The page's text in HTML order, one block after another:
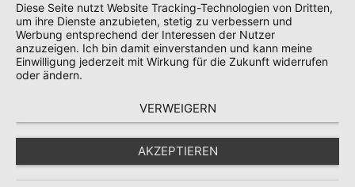
Diese Seite nutzt Website Tracking-Technologien von Dritten,
um ihre Dienste anzubieten, stetig zu verbessern und
Werbung entsprechend der Interessen der Nutzer
anzuzeigen. Ich bin damit einverstanden und kann meine
Einwilligung jederzeit mit Wirkung für die Zukunft widerrufen
oder ändern.
VERWEIGERN
AKZEPTIEREN